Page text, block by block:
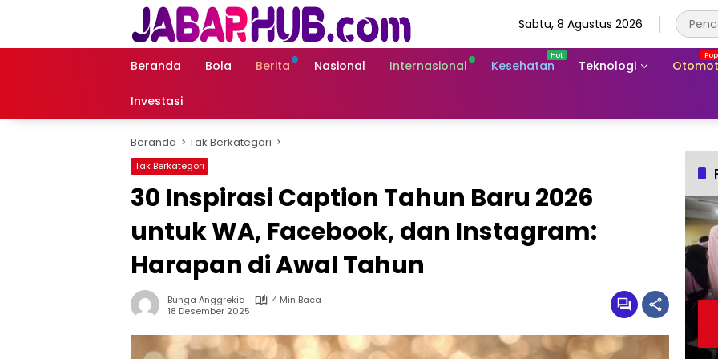
Sabtu, 8 Agustus 2026
Beranda Bola Berita Nasional Internasional Kesehatan Teknologi
Investasi
Beranda Tak Berkategori
Tak Berkategori
30 Inspirasi Caption Tahun Baru 2026
untuk WA, Facebook, dan Instagram:
Harapan di Awal Tahun
Bunga Anggrekia
4 Min Baca
18 Desember 2025